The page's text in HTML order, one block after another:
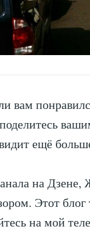
вам
ещё
на
Этот
на мой